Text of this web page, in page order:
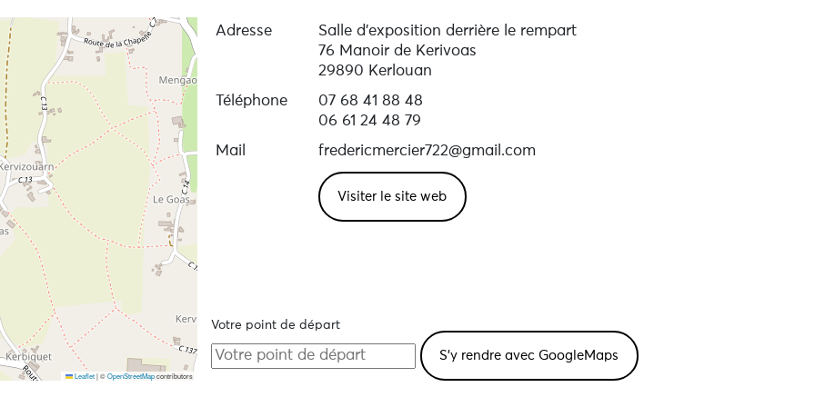
Leaflet |©OpenStreetMapcontributors
Adresse
Salle d’exposition derrière le rempart
76 Manoir de Kerivoas
29890 Kerlouan
Téléphone
07 68 41 88 48
06 61 24 48 79
Mail
fredericmercier722@gmail.com
Visiter le site web
Votre point de départ